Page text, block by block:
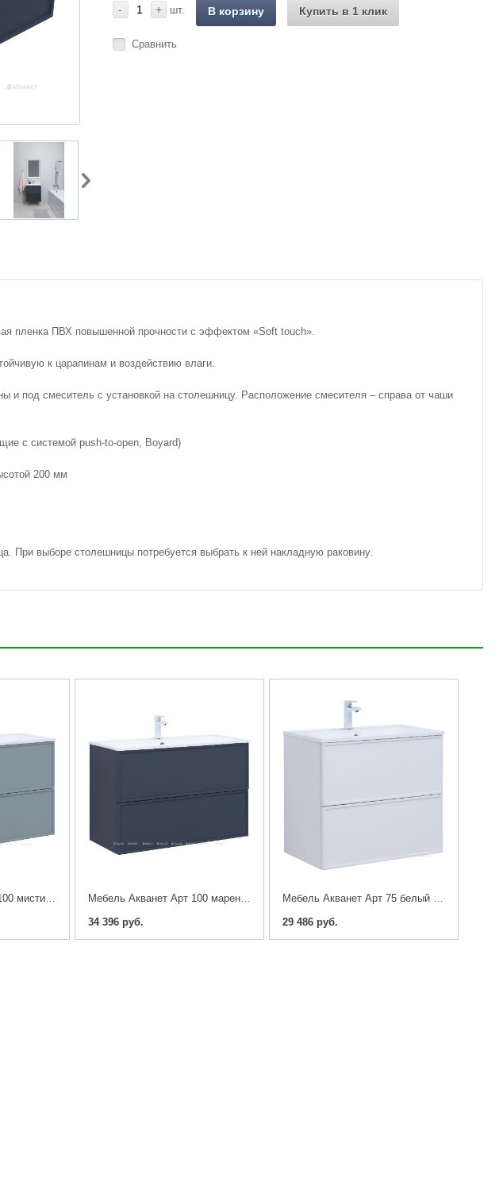
- + шт. В корзину Купить в 1 клик
Сравнить
пленка ПВХ повышенной прочности с эффектом «Soft touch».
к царапинам и воздействию влаги.
и под смеситель с установкой на столешницу. Расположение смесителя – справа от чаши
с системой рush-to-open, Boyard)
200 мм
При выборе столешницы потребуется выбрать к ней накладную раковину.
Мебель Акванет Арт 100 мисти грин (тумба с раковиной)
Мебель Акванет Арт 100 маренго (тумба с раковиной)
34 396 руб.
Мебель Акванет Арт 75 белый матовый (тумба с раковиной)
29 486 руб.